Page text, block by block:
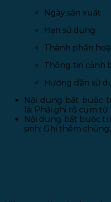
Ngày sản xuất
Hạn sử dụng
Thành phần
Thông tin cảnh
Hướng dẫn sử
Nội dung bắt buộc
lá: Phải ghi rõ cụm từ
Nội dung bắt buộc
sinh: Ghi thêm